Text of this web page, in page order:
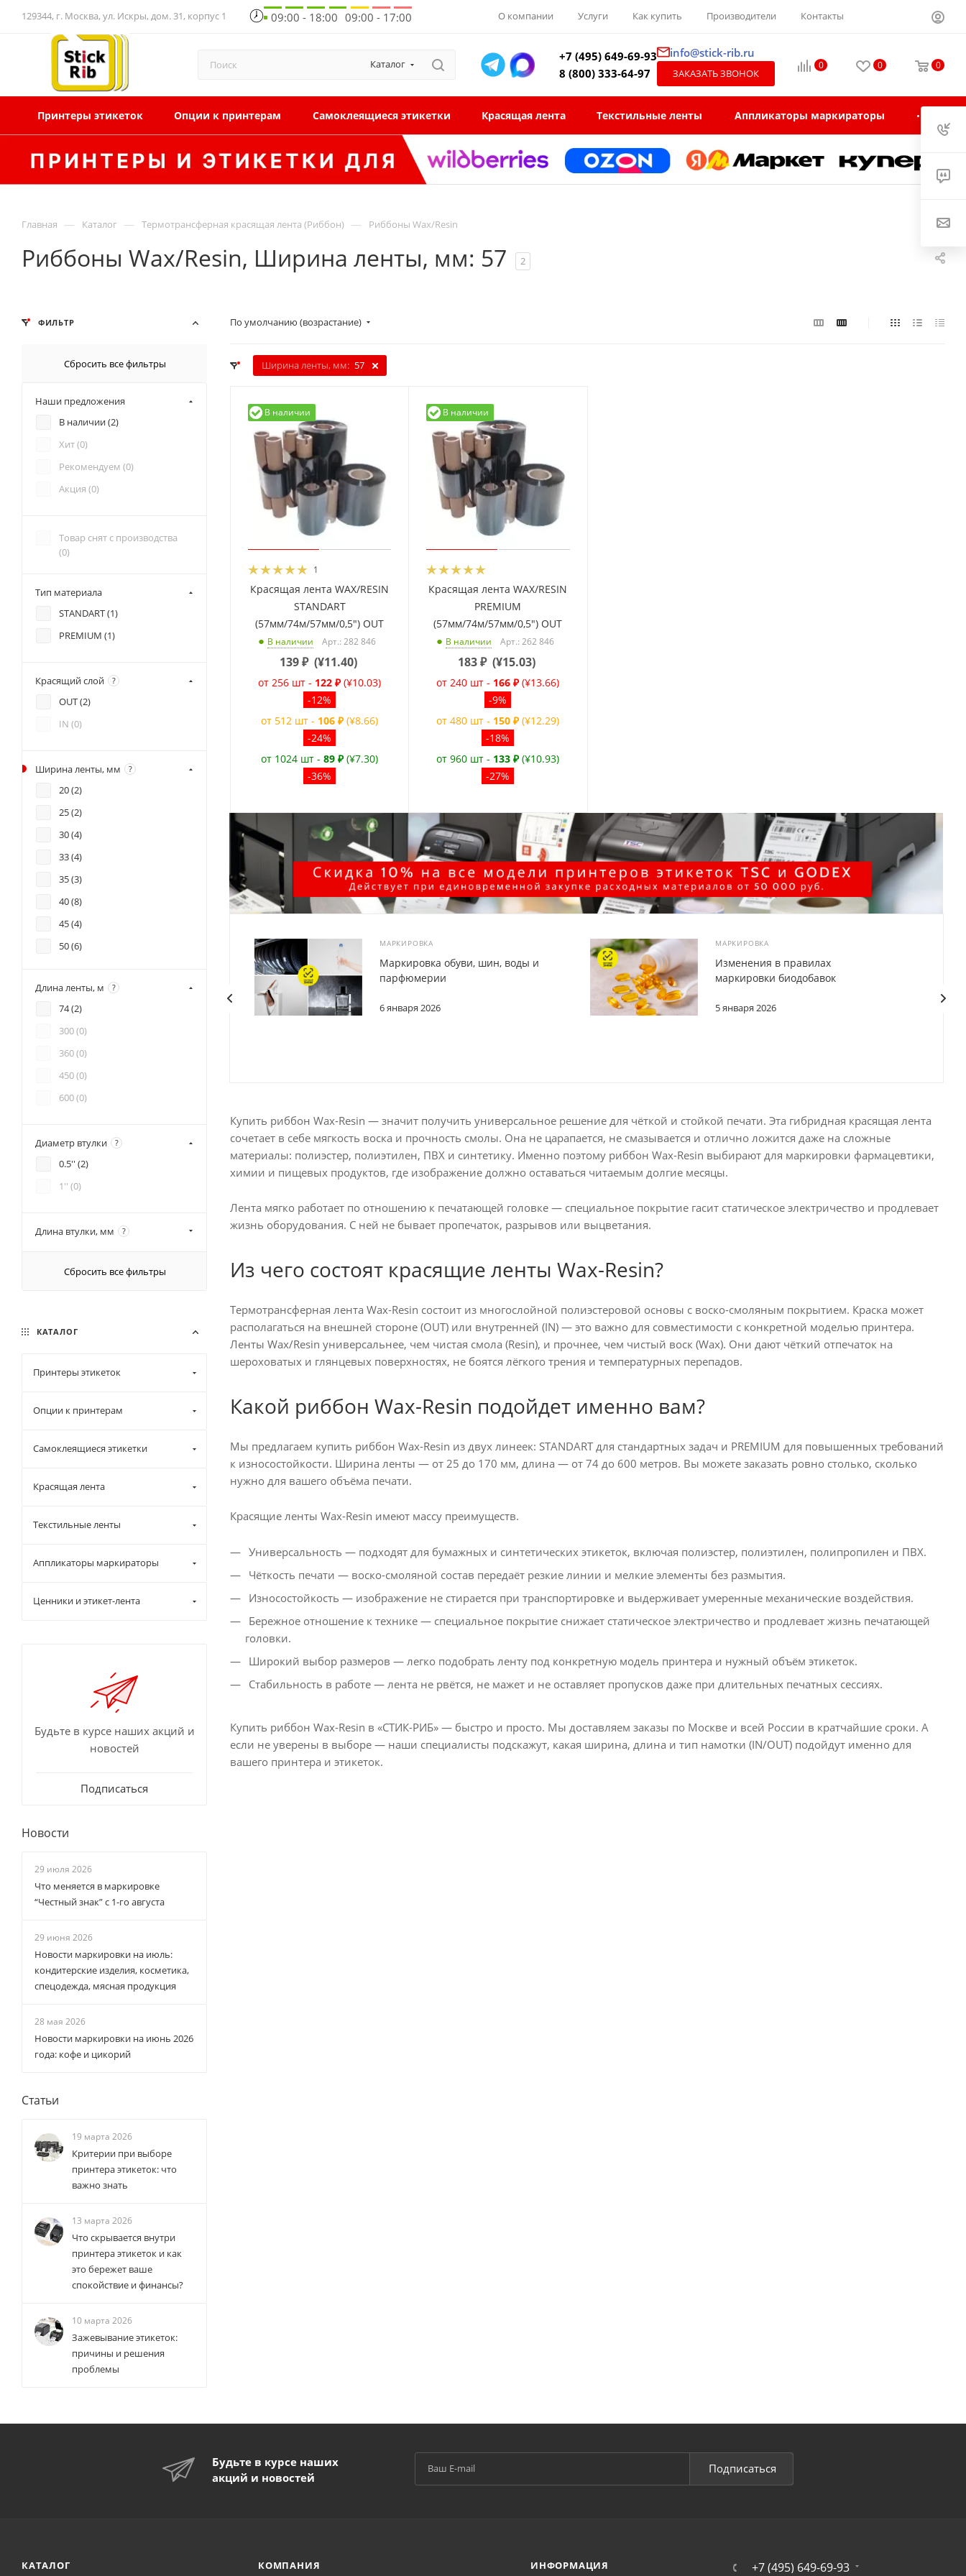
129344, г. Москва, ул. Искры, дом. 31, корпус 1 09:00 - 18:00 09:00 - 17:00 О компании Услуги Как купить Производители Контакты
Каталог
+7 (495) 649-69-93
8 (800) 333-64-97
info@stick-rib.ru
ЗАКАЗАТЬ ЗВОНОК
0 0 0
Принтеры этикеток Опции к принтерам Самоклеящиеся этикетки Красящая лента Текстильные ленты Аппликаторы маркираторы
Главная — Каталог — Термотрансферная красящая лента (Риббон) — Риббоны Wax/Resin
Риббоны Wax/Resin, Ширина ленты, мм: 57 2
По умолчанию (возрастание)
Ширина ленты, мм: 57
В наличии
1
Красящая лента WAX/RESIN
STANDART
(57мм/74м/57мм/0,5") OUT
В наличии Арт.: 282 846
139₽ (¥11.40)
от 256 шт - 122 ₽ (¥10.03)
-12%
от 512 шт - 106 ₽ (¥8.66)
-24%
от 1024 шт -89 ₽ (¥7.30)
-36%
В наличии
Красящая лента WAX/RESIN
PREMIUM
(57мм/74м/57мм/0,5") OUT
В наличии Арт.: 262 846
183₽ (¥15.03)
от 240 шт - 166 ₽ (¥13.66)
-9%
от 480 шт - 150 ₽ (¥12.29)
-18%
от 960 шт - 133 ₽ (¥10.93)
-27%
МАРКИРОВКА
6 января 2026
Маркировка обуви, шин, воды и
парфюмерии
МАРКИРОВКА
5 января 2026
Изменения в правилах
маркировки биодобавок
Купить риббон Wax-Resin — значит получить универсальное решение для чёткой и стойкой печати. Эта гибридная красящая лента
сочетает в себе мягкость воска и прочность смолы. Она не царапается, не смазывается и отлично ложится даже на сложные
материалы: полиэстер, полиэтилен, ПВХ и синтетику. Именно поэтому риббон Wax-Resin выбирают для маркировки фармацевтики,
химии и пищевых продуктов, где изображение должно оставаться читаемым долгие месяцы.
Лента мягко работает по отношению к печатающей головке — специальное покрытие гасит статическое электричество и продлевает
жизнь оборудования. С ней не бывает пропечаток, разрывов или выцветания.
Из чего состоят красящие ленты Wax-Resin?
Термотрансферная лента Wax-Resin состоит из многослойной полиэстеровой основы с воско-смоляным покрытием. Краска может
располагаться на внешней стороне (OUT) или внутренней (IN) — это важно для совместимости с конкретной моделью принтера.
Ленты Wax/Resin универсальнее, чем чистая смола (Resin), и прочнее, чем чистый воск (Wax). Они дают чёткий отпечаток на
шероховатых и глянцевых поверхностях, не боятся лёгкого трения и температурных перепадов.
Какой риббон Wax-Resin подойдет именно вам?
Мы предлагаем купить риббон Wax-Resin из двух линеек: STANDART для стандартных задач и PREMIUM для повышенных требований
к износостойкости. Ширина ленты — от 25 до 170 мм, длина — от 74 до 600 метров. Вы можете заказать ровно столько, сколько
нужно для вашего объёма печати.
Красящие ленты Wax-Resin имеют массу преимуществ.
Универсальность — подходят для бумажных и синтетических этикеток, включая полиэстер, полиэтилен, полипропилен и ПВХ.
Чёткость печати — воско-смоляной состав передаёт резкие линии и мелкие элементы без размытия.
Износостойкость — изображение не стирается при транспортировке и выдерживает умеренные механические воздействия.
Бережное отношение к технике — специальное покрытие снижает статическое электричество и продлевает жизнь печатающей
головки.
Широкий выбор размеров — легко подобрать ленту под конкретную модель принтера и нужный объём этикеток.
Стабильность в работе — лента не рвётся, не мажет и не оставляет пропусков даже при длительных печатных сессиях.
Купить риббон Wax-Resin в «СТИК-РИБ» — быстро и просто. Мы доставляем заказы по Москве и всей России в кратчайшие сроки. А
если не уверены в выборе — наши специалисты подскажут, какая ширина, длина и тип намотки (IN/OUT) подойдут именно для
вашего принтера и этикеток.
ФИЛЬТР
Сбросить все фильтры
Наши предложения
В наличии (2)
Хит (0)
Рекомендуем (0)
Акция (0)
Товар снят с производства
(0)
Тип материала
STANDART (1)
PREMIUM (1)
Красящий слой ?
OUT (2)
IN (0)
Ширина ленты, мм ?
20 (2)
25 (2)
30 (4)
33 (4)
35 (3)
40 (8)
45 (4)
50 (6)
57 (2)
60 (14
64 (2)
70 (5)
75 (5)
80 (12)
95 (2)
100 (2)
102 (2
140 (2)
156 (
Длина ленты, м ?
74 (2)
300 (0)
360 (0)
450 (0)
600 (0)
Диаметр втулки ?
0.5'' (2)
1'' (0)
Длина втулки, мм ?
Сбросить все фильтры
КАТАЛОГ
Принтеры этикеток
Опции к принтерам
Самоклеящиеся этикетки
Красящая лента
Текстильные ленты
Аппликаторы маркираторы
Ценники и этикет-лента
Будьте в курсе наших акций и
новостей
Подписаться
Новости
29 июля 2026
Что меняется в маркировке
“Честный знак” с 1-го августа
29 июня 2026
Новости маркировки на июль:
кондитерские изделия, косметика,
спецодежда, мясная продукция
28 мая 2026
Новости маркировки на июнь 2026
года: кофе и цикорий
Статьи
19 марта 2026
Критерии при выборе
принтера этикеток: что
важно знать
13 марта 2026
Что скрывается внутри
принтера этикеток и как
это бережет ваше
спокойствие и финансы?
10 марта 2026
Зажевывание этикеток:
причины и решения
проблемы
Будьте в курсе наших
акций и новостей
Подписаться
КАТАЛОГ КОМПАНИЯ ИНФОРМАЦИЯ +7 (495) 649-69-93